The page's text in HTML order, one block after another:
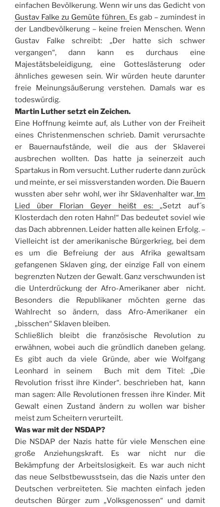
einfachen Bevölkerung. Wenn wir uns das Gedicht von
Gustav Falke zu Gemüte führen. Es gab – zumindest in
der Landbevölkerung – keine freien Menschen. Wenn
Gustav Falke schreibt: „Der hatte sich schwer
vergangen“, dann kann es durchaus eine
Majestätsbeleidigung, eine Gotteslästerung oder
ähnliches gewesen sein. Wir würden heute darunter
freie Meinungsäußerung verstehen. Damals war es
todeswürdig.
Martin Luther setzt ein Zeichen.
Eine Hoffnung keimte auf, als Luther von der Freiheit
eines Christenmenschen schrieb. Damit verursachte
er Bauernaufstände, weil die aus der Sklaverei
ausbrechen wollten. Das hatte ja seinerzeit auch
Spartakus in Rom versucht. Luther ruderte dann zurück
und meinte, er sei missverstanden worden. Die Bauern
wussten aber sehr wohl, wer ihr Sklavenhalter war.Im
Lied über Florian Geyer heißt es:„Setzt auf´s
Klosterdach den roten Hahn!“ Das bedeutet soviel wie
das Dach abbrennen. Leider hatten alle keinen Erfolg. –
Vielleicht ist der amerikanische Bürgerkrieg, bei dem
es um die Befreiung der aus Afrika gewaltsam
gefangenen Sklaven ging, der einzige Fall von einem
begrenzten Nutzen der Gewalt. Ganz verschwunden ist
die Unterdrückung der Afro-Amerikaner aber nicht.
Besonders die Republikaner möchten gerne das
Wahlrecht so ändern, dass Afro-Amerikaner ein
„bisschen“ Sklaven bleiben.
Schließlich bleibt die französische Revolution zu
erwähnen, wobei auch die gründlich daneben gelang.
Es gibt auch da viele Gründe, aber wie Wolfgang
Leonhard in seinem Buch mit dem Titel: „Die
Revolution frisst ihre Kinder“. beschrieben hat, kann
man sagen: Alle Revolutionen fressen ihre Kinder. Mit
Gewalt einen Zustand ändern zu wollen war bisher
meist zum Scheitern verurteilt.
Was war mit der NSDAP?
Die NSDAP der Nazis hatte für viele Menschen eine
große Anziehungskraft. Es war nicht nur die
Bekämpfung der Arbeitslosigkeit. Es war auch nicht
das neue Selbstbewusstsein, das die Nazis unter den
Deutschen verbreiteten. Sie machten einfach jeden
deutschen Bürger zum „Volksgenossen“ und damit